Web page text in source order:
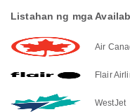
Listahan ng mga
Air
Flair
WestJet